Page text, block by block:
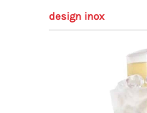
design inox